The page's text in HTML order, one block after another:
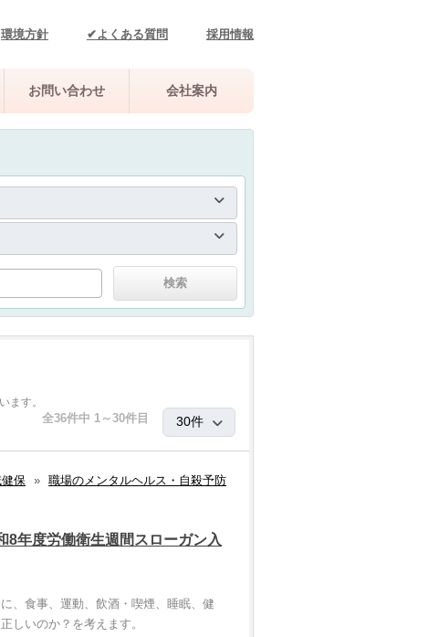
環境方針 ✔よくある質問 採用情報
お問い合わせ 会社案内
ます。
全36件中 1～30件目
保 » 職場のメンタルヘルス・自殺予防
8年度労働衛生週間スローガン入
、食事、運動、飲酒・喫煙、睡眠、健
しいのか？を考えます。